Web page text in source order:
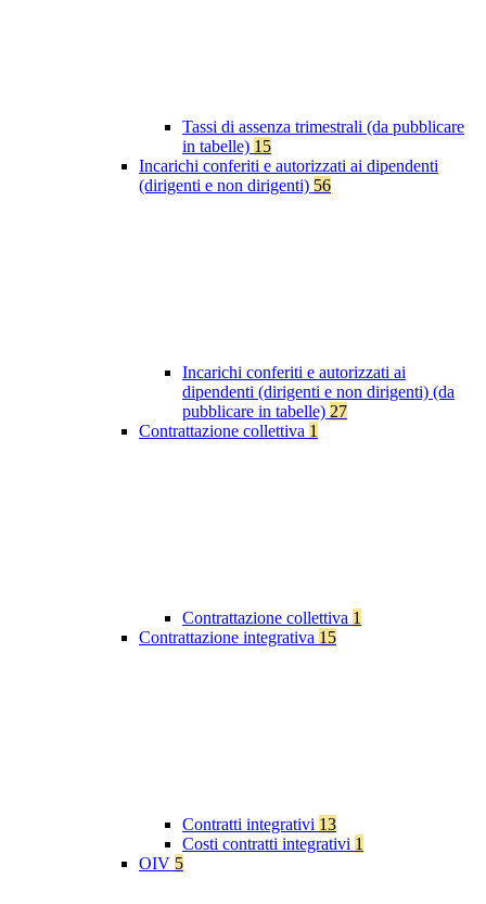
Tassi di assenza trimestrali (da pubblicare
in tabelle) 15
Incarichi conferiti e autorizzati ai dipendenti
(dirigenti e non dirigenti) 56
Incarichi conferiti e autorizzati ai
dipendenti (dirigenti e non dirigenti) (da
pubblicare in tabelle) 27
Contrattazione collettiva 1
Contrattazione collettiva 1
Contrattazione integrativa 15
Contratti integrativi 13
Costi contratti integrativi 1
OIV 5